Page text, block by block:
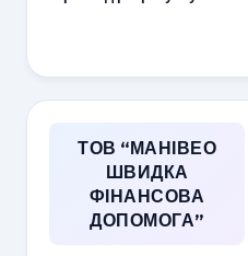
ТОВ “МАНІВЕО
ШВИДКА
ФІНАНСОВА
ДОПОМОГА”